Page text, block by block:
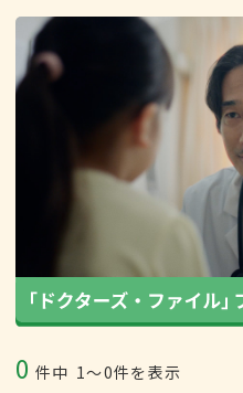
0 件中 1〜0件を表示